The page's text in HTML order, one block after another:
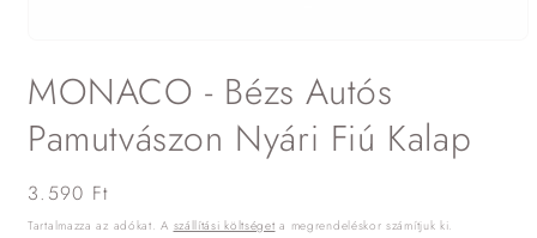
megnyitása
a
párbeszédpanelen
MONACO - Bézs Autós
Pamutvászon Nyári Fiú Kalap
Normál
ár
3.590 Ft
Tartalmazza az adókat. A szállítási költséget a megrendeléskor számítjuk ki.